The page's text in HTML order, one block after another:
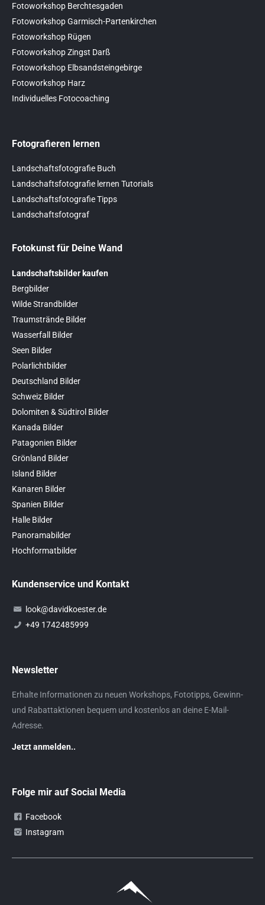
Fotoworkshop Berchtesgaden
Fotoworkshop Garmisch-Partenkirchen
Fotoworkshop Rügen
Fotoworkshop Zingst Darß
Fotoworkshop Elbsandsteingebirge
Fotoworkshop Harz
Individuelles Fotocoaching
Fotografieren lernen
Landschaftsfotografie Buch
Landschaftsfotografie lernen Tutorials
Landschaftsfotografie Tipps
Landschaftsfotograf
Fotokunst für Deine Wand
Landschaftsbilder kaufen
Bergbilder
Wilde Strandbilder
Traumstrände Bilder
Wasserfall Bilder
Seen Bilder
Polarlichtbilder
Deutschland Bilder
Schweiz Bilder
Dolomiten & Südtirol Bilder
Kanada Bilder
Patagonien Bilder
Grönland Bilder
Island Bilder
Kanaren Bilder
Spanien Bilder
Halle Bilder
Panoramabilder
Hochformatbilder
Kundenservice und Kontakt
look@davidkoester.de
+49 1742485999
Newsletter
Erhalte Informationen zu neuen Workshops, Fototipps, Gewinn-
und Rabattaktionen bequem und kostenlos an deine E-Mail-
Adresse.
Jetzt anmelden..
Folge mir auf Social Media
Facebook
Instagram